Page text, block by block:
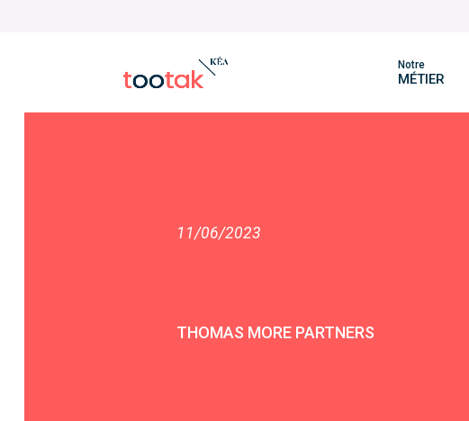
Notre
MÉTIER
11/06/2023
THOMAS MORE PARTNERS